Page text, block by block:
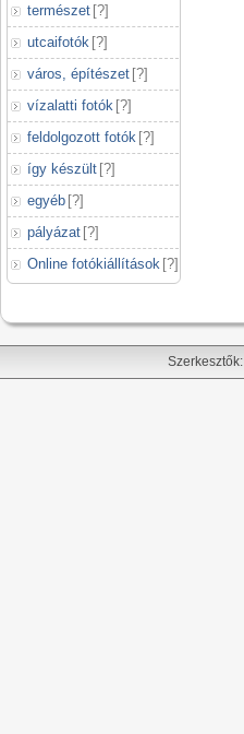
természet [?]
utcaifotók [?]
város, építészet [?]
vízalatti fotók [?]
feldolgozott fotók [?]
így készült [?]
egyéb [?]
pályázat [?]
Online fotókiállítások [?]
Szerkesztők: